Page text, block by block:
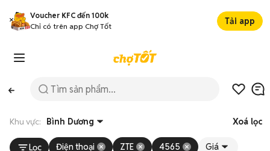
Voucher KFC đến 100k
Chỉ có trên app Chợ Tốt
Tải app
Khu vực: Bình Dương Xoá lọc
Lọc Điện thoại ZTE 4565 Giá